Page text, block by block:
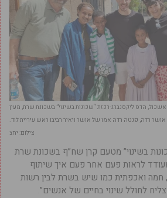
הדס ליקסנברג-רכזת “שכונות בשינוי” בשכונת שרת, מעין
רדה, פנטה רדה אמו של אושר ויאיר רביבו ראש עיריית לוד.
צילום: יחצ
בשינוי” מטעם קרן שח”ף בשכונת שרת
לראות פעם אחר פעם איך שיתוף
חמה ואכפתית כמו שיש בשרת לבין רשות
לחולל שינוי בחיים של אנשים”.